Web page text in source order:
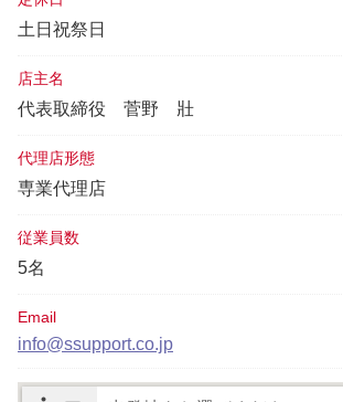
土日祝祭日
店主名
代表取締役 菅野 壯
代理店形態
専業代理店
従業員数
5名
Email
info@ssupport.co.jp